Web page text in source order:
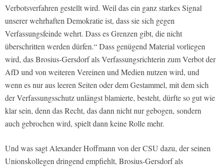
Verbotsverfahren gestellt wird. Weil das ein ganz starkes Signal
unserer wehrhaften Demokratie ist, dass sie sich gegen
Verfassungsfeinde wehrt. Dass es Grenzen gibt, die nicht
überschritten werden dürfen.“ Dass genügend Material vorliegen
wird, das Brosius-Gersdorf als Verfassungsrichterin zum Verbot der
AfD und von weiteren Vereinen und Medien nutzen wird, und
wenn es nur aus leeren Seiten oder dem Gestammel, mit dem sich
der Verfassungsschutz unlängst blamierte, besteht, dürfte so gut wie
klar sein, denn das Recht, das dann nicht nur gebogen, sondern
auch gebrochen wird, spielt dann keine Rolle mehr.
Und was sagt Alexander Hoffmann von der CSU dazu, der seinen
Unionskollegen dringend empfiehlt, Brosius-Gersdorf als